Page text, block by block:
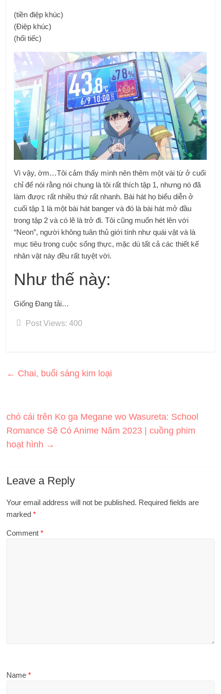
(tiền điệp khúc)
(Điệp khúc)
(hối tiếc)
Vì vậy, ờm…Tôi cảm thấy mình nên thêm một vài từ ở cuối
chỉ để nói rằng nói chung là tôi rất thích tập 1, nhưng nó đã
làm được rất nhiều thứ rất nhanh. Bài hát họ biểu diễn ở
cuối tập 1 là một bài hát banger và đó là bài hát mở đầu
trong tập 2 và có lẽ là trở đi. Tôi cũng muốn hét lên với
“Neon”, người không tuân thủ giới tính như quái vật và là
mục tiêu trong cuộc sống thực, mặc dù tất cả các thiết kế
nhân vật này đều rất tuyệt vời.
Như thế này:
Giống Đang tải…
Post Views: 400
← Chai, buổi sáng kim loại
chó cái trên Ko ga Megane wo Wasureta: School
Romance Sẽ Có Anime Năm 2023 | cuồng phim
hoạt hình →
Leave a Reply
Your email address will not be published. Required fields are
marked*
Comment*
Name*